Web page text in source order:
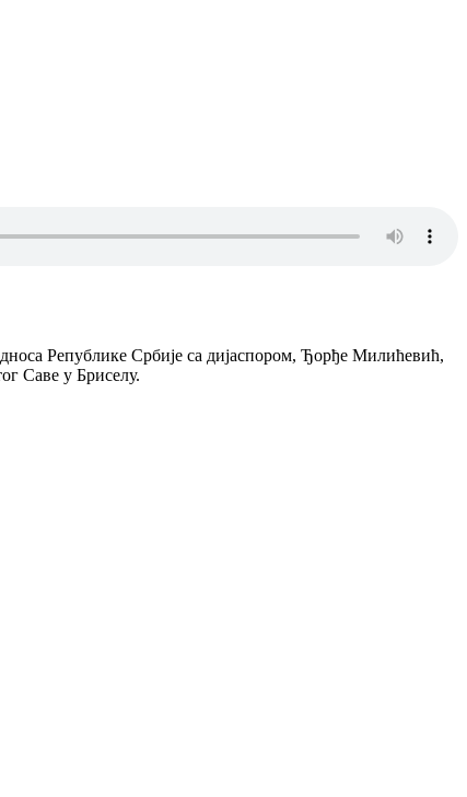
Републике Србије са дијаспором, Ђорђе Милићевић,
Саве у Бриселу.